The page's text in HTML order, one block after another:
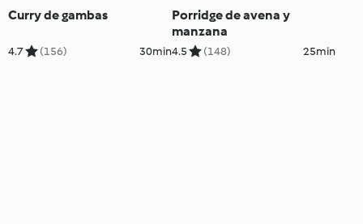
Curry de gambas
4.7 (156) 30min
Porridge de avena y
manzana
4.5 (148) 25min